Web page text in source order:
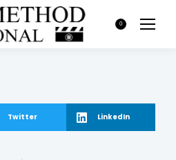
0
Twitter LinkedIn